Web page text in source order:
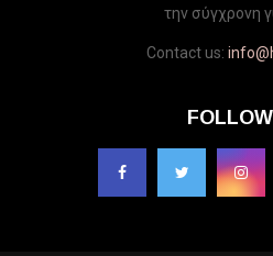
την σύγχρονη
Contact us: